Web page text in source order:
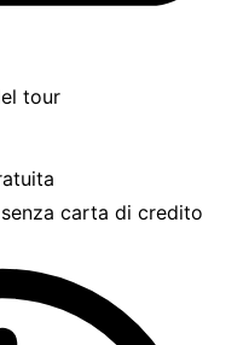
tour
carta di credito